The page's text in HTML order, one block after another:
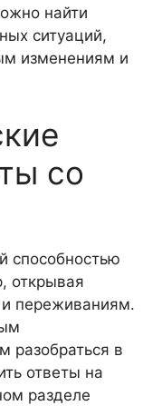
найти
ситуаций,
изменениям и
со
способностью
открывая
переживаниям.
разобраться в
ответы на
разделе